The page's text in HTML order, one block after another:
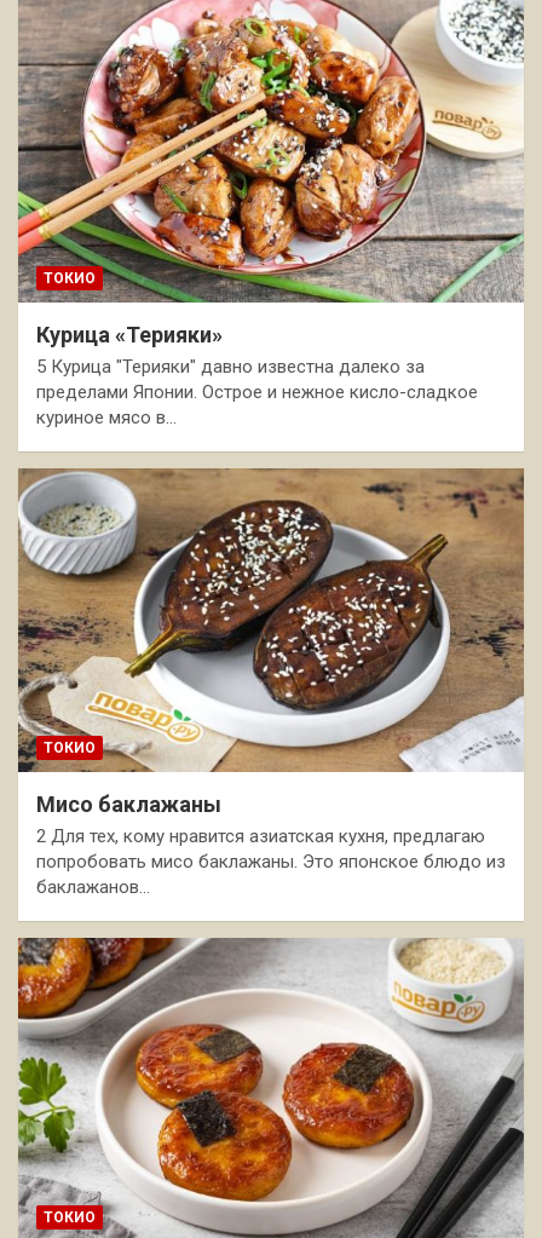
ТОКИО
Курица «Терияки»
5 Курица "Терияки" давно известна далеко за
пределами Японии. Острое и нежное кисло-сладкое
куриное мясо в…
ТОКИО
Мисо баклажаны
2 Для тех, кому нравится азиатская кухня, предлагаю
попробовать мисо баклажаны. Это японское блюдо из
баклажанов…
ТОКИО